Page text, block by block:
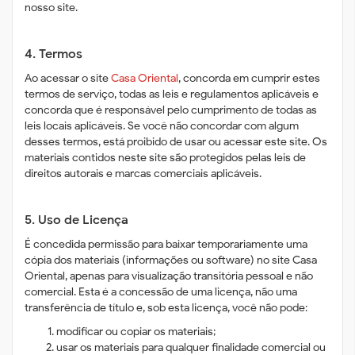
nosso site.
4. Termos
Ao acessar o siteCasa Oriental, concorda em cumprir estes
termos de serviço, todas as leis e regulamentos aplicáveis ​​e
concorda que é responsável pelo cumprimento de todas as
leis locais aplicáveis. Se você não concordar com algum
desses termos, está proibido de usar ou acessar este site. Os
materiais contidos neste site são protegidos pelas leis de
direitos autorais e marcas comerciais aplicáveis.
5. Uso de Licença
É concedida permissão para baixar temporariamente uma
cópia dos materiais (informações ou software) no site Casa
Oriental, apenas para visualização transitória pessoal e não
comercial. Esta é a concessão de uma licença, não uma
transferência de título e, sob esta licença, você não pode:
modificar ou copiar os materiais;
usar os materiais para qualquer finalidade comercial ou